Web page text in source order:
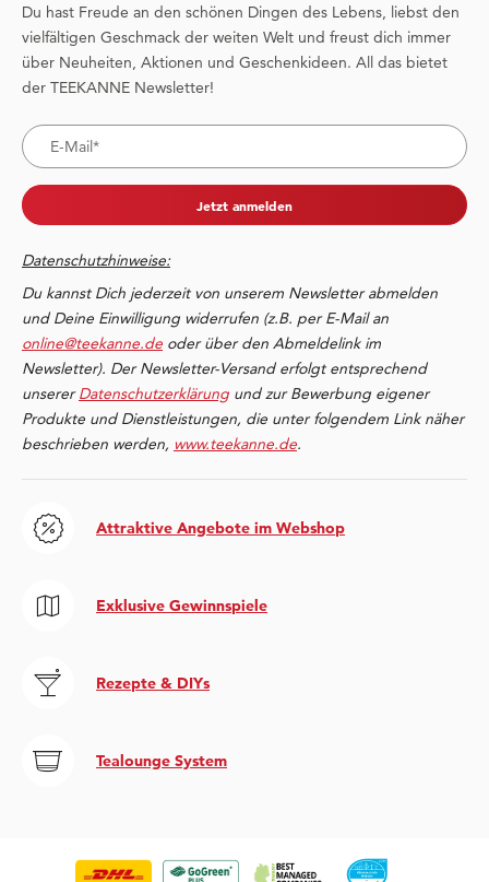
Du hast Freude an den schönen Dingen des Lebens, liebst den
vielfältigen Geschmack der weiten Welt und freust dich immer
über Neuheiten, Aktionen und Geschenkideen. All das bietet
der TEEKANNE Newsletter!
Jetzt anmelden
Datenschutzhinweise:
Du kannst Dich jederzeit von unserem Newsletter abmelden
und Deine Einwilligung widerrufen (z.B. per E-Mail an
online@teekanne.de oder über den Abmeldelink im
Newsletter). Der Newsletter-Versand erfolgt entsprechend
unsererDatenschutzerklärung und zur Bewerbung eigener
Produkte und Dienstleistungen, die unter folgendem Link näher
beschrieben werden, www.teekanne.de.
Attraktive Angebote im Webshop
Exklusive Gewinnspiele
Rezepte & DIYs
Tealounge System